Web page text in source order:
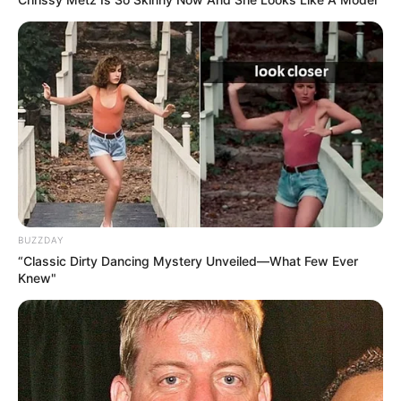
-ad5
aposentadoria especial
enquadra-se na categoria de 25 anos de
excessivo, calor, produtos químicos e agentes biológicos.
Para profissionais de saúde que atuam como servidores
públicos , o cenário tem uma camada adicional. Para o servidor
exposto a agente insalubre — como enfermeiros, técnicos de raio-
BUZZDAY
“Classic Dirty Dancing Mystery Unveiled—What Few Ever
Knew"